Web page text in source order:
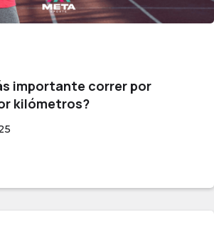
importante correr por
kilómetros?